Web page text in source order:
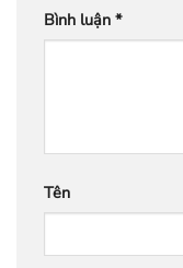
Bình luận *
Tên